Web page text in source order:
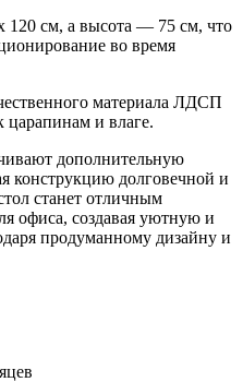
120 см, а высота — 75 см, что
во время
материала ЛДСП
и влаге.
дополнительную
конструкцию долговечной и
станет отличным
офиса, создавая уютную и
продуманному дизайну и